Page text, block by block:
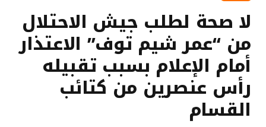
لا صحة لطلب جيش الاحتلال
من “عمر شيم توف” الاعتذار
أمام الإعلام بسبب تقبيله
رأس عنصرين من كتائب
القسام